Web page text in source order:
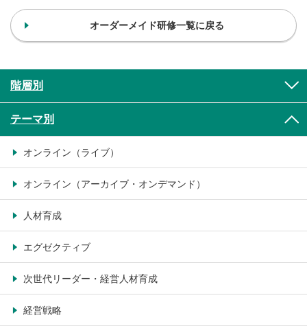
オーダーメイド研修一覧に戻る
階層別
テーマ別
オンライン（ライブ）
オンライン（アーカイブ・オンデマンド）
人材育成
エグゼクティブ
次世代リーダー・経営人材育成
経営戦略